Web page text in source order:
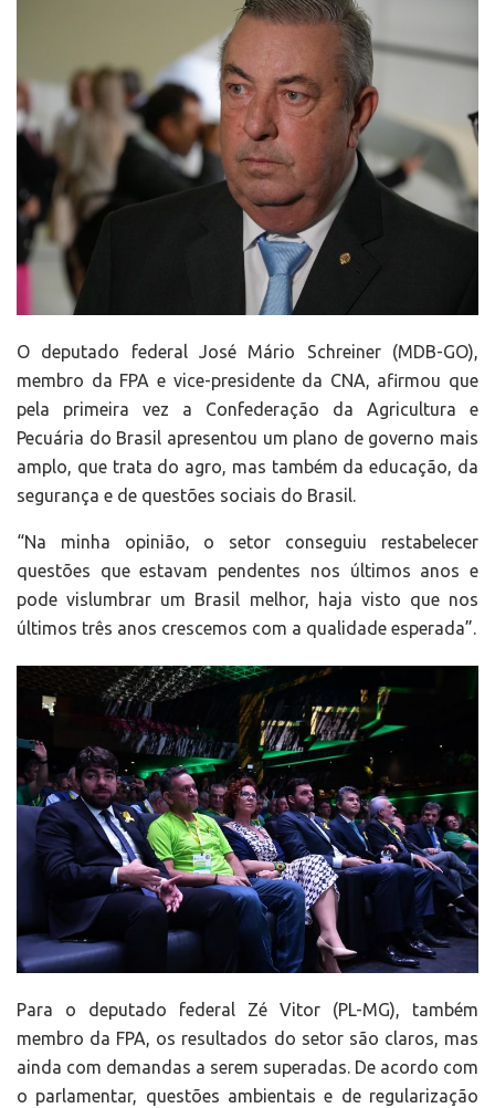
O deputado federal José Mário Schreiner (MDB-GO),
membro da FPA e vice-presidente da CNA, afirmou que
pela primeira vez a Confederação da Agricultura e
Pecuária do Brasil apresentou um plano de governo mais
amplo, que trata do agro, mas também da educação, da
segurança e de questões sociais do Brasil.
“Na minha opinião, o setor conseguiu restabelecer
questões que estavam pendentes nos últimos anos e
pode vislumbrar um Brasil melhor, haja visto que nos
últimos três anos crescemos com a qualidade esperada”.
Para o deputado federal Zé Vitor (PL-MG), também
membro da FPA, os resultados do setor são claros, mas
ainda com demandas a serem superadas. De acordo com
o parlamentar, questões ambientais e de regularização